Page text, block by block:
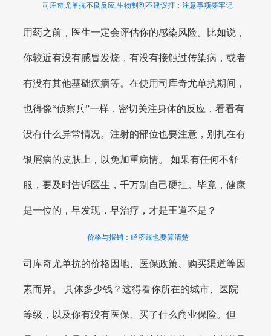
司库奇尤单抗不良反应,生物制剂不建议打：注意事项要牢记
用药之前，医生一定会评估你的感染风险。比如说，
你较近有没有感冒发烧，有没有接触过传染病，或者
有没有其他基础疾病等。在使用司库奇尤单抗期间，
也得像“侦察兵”一样，密切关注身体的反应，看看有
没有什么异常情况。注射的部位也要注意，别扎在有
银屑病的皮肤上，以免加重病情。 如果有任何不舒
服，要及时告诉医生，千万别自己硬扛。毕竟，健康
是一位的，早发现，早治疗，才是王道不是？
价格与报销：经济账也要算清楚
司库奇尤单抗的价格因地、医保政策、购买渠道等因
素而异。 具体多少钱？这得看你所在的城市、医院
等级，以及你有没有医保、买了什么商业保险。但